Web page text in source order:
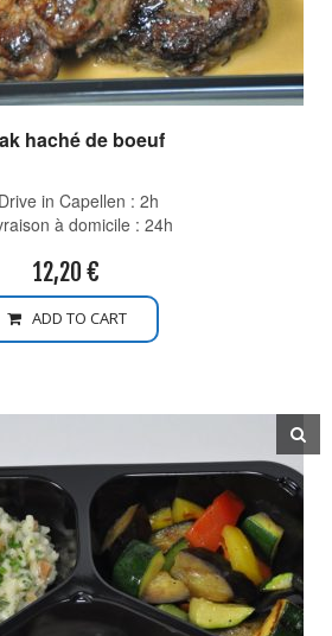
haché de boeuf
Drive in Capellen : 2h
à domicile : 24h
12,20 €
ADD TO CART